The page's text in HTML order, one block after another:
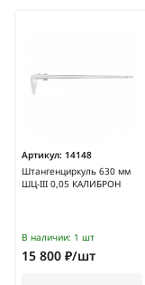
Артикул: 14148
Штангенциркуль 630 мм
ШЦ-III 0,05 КАЛИБРОН
В наличии: 1 шт
15 800 ₽/шт